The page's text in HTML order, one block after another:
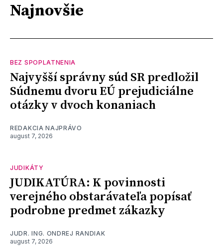
Najnovšie
BEZ SPOPLATNENIA
Najvyšší správny súd SR predložil
Súdnemu dvoru EÚ prejudiciálne
otázky v dvoch konaniach
REDAKCIA NAJPRÁVO
august 7, 2026
JUDIKÁTY
JUDIKATÚRA: K povinnosti
verejného obstarávateľa popísať
podrobne predmet zákazky
JUDR. ING. ONDREJ RANDIAK
august 7, 2026